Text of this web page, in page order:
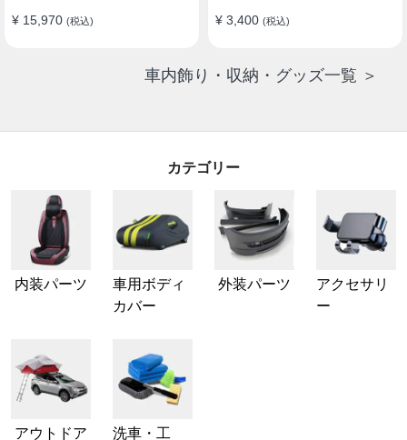
¥ 15,970 (税込) ¥ 3,400 (税込)
車内飾り・収納・グッズ一覧 ＞
カテゴリー
内装パーツ
車用ボディ
カバー
外装パーツ
アクセサリ
ー
アウトドア
洗車・工